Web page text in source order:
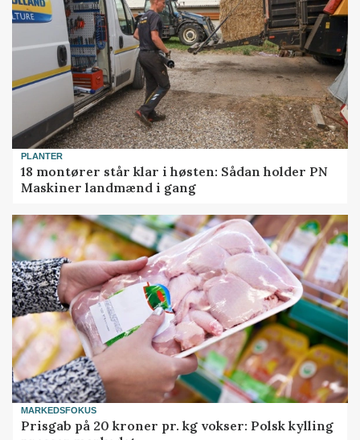
PLANTER
18 montører står klar i høsten: Sådan holder PN
Maskiner landmænd i gang
MARKEDSFOKUS
Prisgab på 20 kroner pr. kg vokser: Polsk kylling